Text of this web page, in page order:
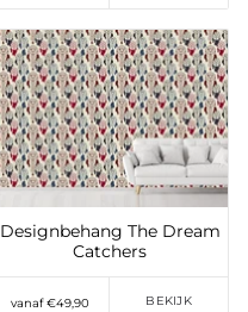
Toevoegen aan
verlanglijst
Designbehang The Dream
Catchers
vanaf €49,90 BEKIJK